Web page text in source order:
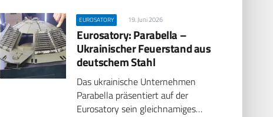
EUROSATORY 19. Juni 2026
Eurosatory: Parabella –
Ukrainischer Feuerstand aus
deutschem Stahl
Das ukrainische Unternehmen
Parabella präsentiert auf der
Eurosatory sein gleichnamiges…